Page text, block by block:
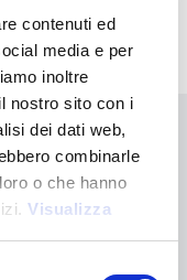
contenuti ed
media e per
inoltre
nostro sito con i
dei dati web,
combinarle
o che hanno
Visualizza
cercando?
richiedi il tuo ordine